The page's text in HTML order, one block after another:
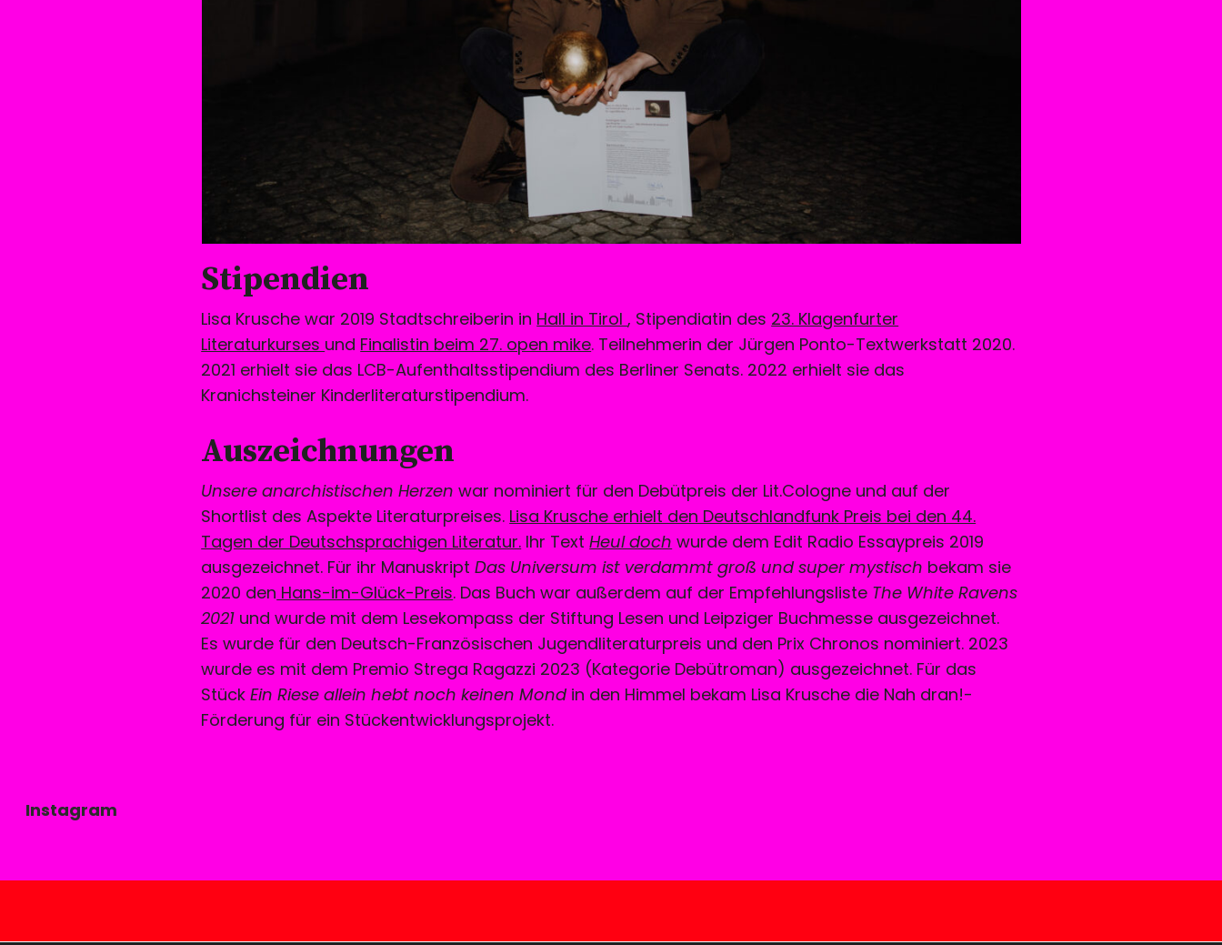
Stipendien
Lisa Krusche war 2019 Stadtschreiberin in Hall in Tirol, Stipendiatin des 23. Klagenfurter
Literaturkurses und Finalistin beim 27. open mike. Teilnehmerin der Jürgen Ponto-Textwerkstatt 2020.
2021 erhielt sie das LCB-Aufenthaltsstipendium des Berliner Senats. 2022 erhielt sie das
Kranichsteiner Kinderliteraturstipendium.
Auszeichnungen
Unsere anarchistischen Herzen war nominiert für den Debütpreis der Lit.Cologne und auf der
Shortlist des Aspekte Literaturpreises. Lisa Krusche erhielt den Deutschlandfunk Preis bei den 44.
Tagen der Deutschsprachigen Literatur. Ihr TextHeul doch wurde dem Edit Radio Essaypreis 2019
ausgezeichnet. Für ihr ManuskriptDas Universum ist verdammt groß und super mystisch bekam sie
2020 den Hans-im-Glück-Preis. Das Buch war außerdem auf der Empfehlungsliste The White Ravens
2021 und wurde mit dem Lesekompass der Stiftung Lesen und Leipziger Buchmesse ausgezeichnet.
Es wurde für den Deutsch-Französischen Jugendliteraturpreis und den Prix Chronos nominiert. 2023
wurde es mit dem Premio Strega Ragazzi 2023 (Kategorie Debütroman) ausgezeichnet. Für das
StückEin Riese allein hebt noch keinen Mondin den Himmel bekam Lisa Krusche die Nah dran!-
Förderung für ein Stückentwicklungsprojekt.
Instagram